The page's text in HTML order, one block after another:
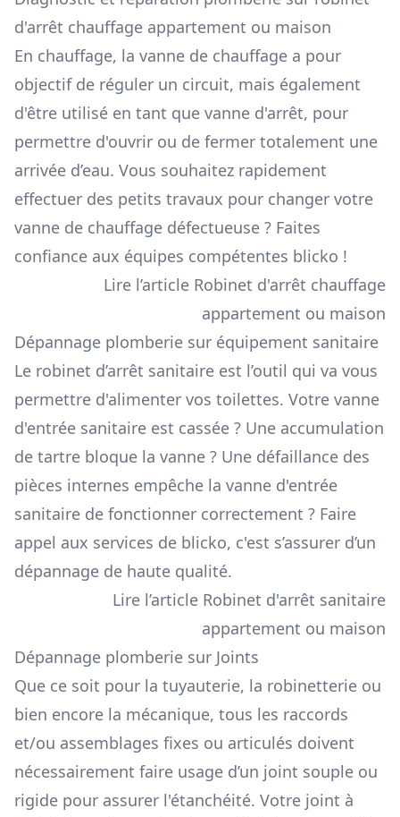
d'arrêt chauffage appartement ou maison
En chauffage, la vanne de chauffage a pour
objectif de réguler un circuit, mais également
d'être utilisé en tant que vanne d'arrêt, pour
permettre d'ouvrir ou de fermer totalement une
arrivée d’eau. Vous souhaitez rapidement
effectuer des petits travaux pour changer votre
vanne de chauffage défectueuse ? Faites
confiance aux équipes compétentes blicko !
Lire l’article Robinet d'arrêt chauffage
appartement ou maison
Dépannage plomberie sur équipement sanitaire
Le robinet d’arrêt sanitaire est l’outil qui va vous
permettre d'alimenter vos toilettes. Votre vanne
d'entrée sanitaire est cassée ? Une accumulation
de tartre bloque la vanne ? Une défaillance des
pièces internes empêche la vanne d'entrée
sanitaire de fonctionner correctement ? Faire
appel aux services de blicko, c'est s’assurer d’un
dépannage de haute qualité.
Lire l’article Robinet d'arrêt sanitaire
appartement ou maison
Dépannage plomberie sur Joints
Que ce soit pour la tuyauterie, la robinetterie ou
bien encore la mécanique, tous les raccords
et/ou assemblages fixes ou articulés doivent
nécessairement faire usage d’un joint souple ou
rigide pour assurer l'étanchéité. Votre joint à